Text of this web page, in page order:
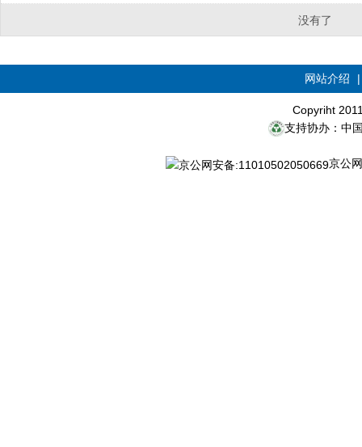
没有了
网站介绍
Copyriht
支持协办：中
京公